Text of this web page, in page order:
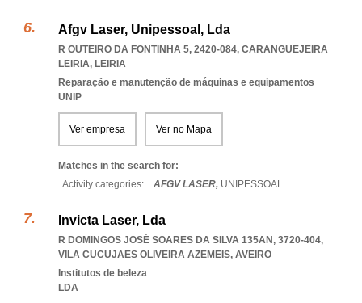
Afgv Laser, Unipessoal, Lda
R OUTEIRO DA FONTINHA 5, 2420-084, CARANGUEJEIRA
LEIRIA, LEIRIA
Reparação e manutenção de máquinas e equipamentos
UNIP
Ver empresa Ver no Mapa
Matches in the search for:
Activity categories: ...AFGV LASER, UNIPESSOAL...
Invicta Laser, Lda
R DOMINGOS JOSÉ SOARES DA SILVA 135AN, 3720-404,
VILA CUCUJAES OLIVEIRA AZEMEIS, AVEIRO
Institutos de beleza
LDA